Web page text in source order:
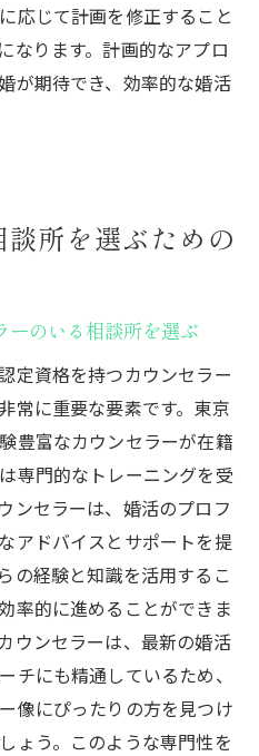
応じて計画を修正すること
なります。計画的なアプロ
が期待でき、効率的な婚活
所を選ぶための
ーのいる相談所を選ぶ
定資格を持つカウンセラー
常に重要な要素です。東京
豊富なカウンセラーが在籍
専門的なトレーニングを受
ンセラーは、婚活のプロフ
アドバイスとサポートを提
の経験と知識を活用するこ
率的に進めることができま
ウンセラーは、最新の婚活
チにも精通しているため、
像にぴったりの方を見つけ
ょう。このような専門性を